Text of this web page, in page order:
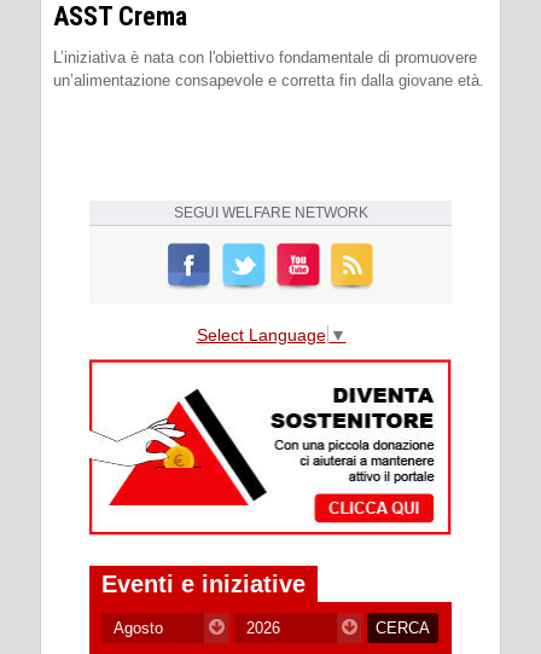
ASST Crema
L’iniziativa è nata con l'obiettivo fondamentale di promuovere
un’alimentazione consapevole e corretta fin dalla giovane età.
SEGUI WELFARE NETWORK
Select Language ▼
Eventi e iniziative